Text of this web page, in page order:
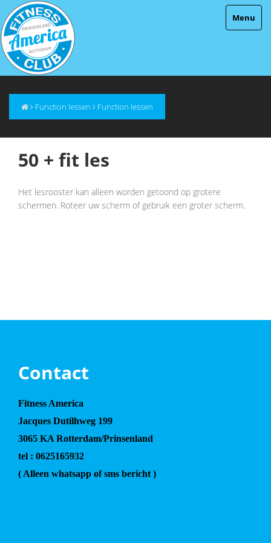
Menu
Function lessen Function lessen
50 + fit les
Het lesrooster kan alleen worden getoond op grotere
schermen. Roteer uw scherm of gebruik een groter scherm.
Contact
Fitness America
Jacques Dutilhweg 199
3065 KA Rotterdam/Prinsenland
tel : 0625165932
( Alleen whatsapp of sms bericht )